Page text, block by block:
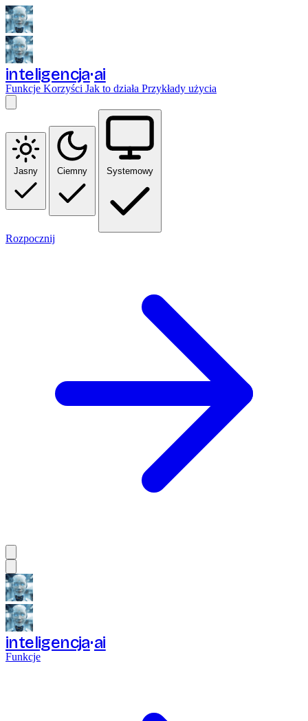
inteligencja ai
Funkcje Korzyści Jak to działa Przykłady użycia
Jasny Ciemny Systemowy
Rozpocznij
inteligencja ai
Funkcje